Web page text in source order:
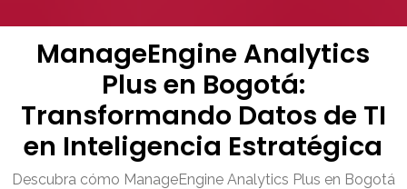
ManageEngine Analytics
Plus en Bogotá:
Transformando Datos de TI
en Inteligencia Estratégica
Descubra cómo ManageEngine Analytics Plus en Bogotá